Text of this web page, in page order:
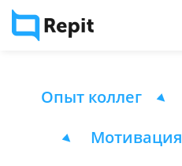
Опыт коллег
Мотивация